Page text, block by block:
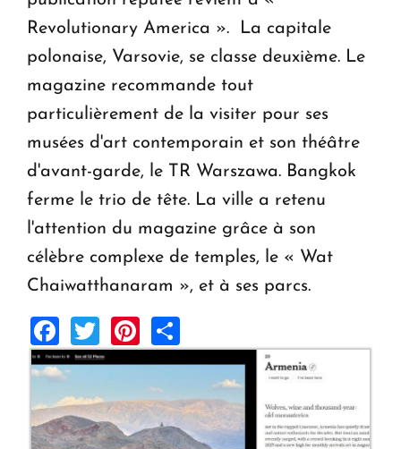
Revolutionary America ». La capitale
polonaise, Varsovie, se classe deuxième. Le
magazine recommande tout
particulièrement de la visiter pour ses
musées d'art contemporain et son théâtre
d'avant-garde, le TR Warszawa. Bangkok
ferme le trio de tête. La ville a retenu
l'attention du magazine grâce à son
célèbre complexe de temples, le « Wat
Chaiwatthanaram », et à ses parcs.
Facebook
TwitterPinterest